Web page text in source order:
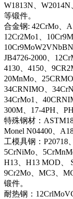
W1813N、
等锻件。
合金钢: 42CrMo、
12Cr2Mo1、
JB4726-2000、
4130、4150、
20MnMo、
34CRNIMO、
34CrMo1、
300M、17-4PH、
特殊钢材：
Monel N04400、
工模具钢：P20718
5CrNiMo、
H13、H13 MOD、
9Cr2Mo、MC3、
锻件。
耐热钢：